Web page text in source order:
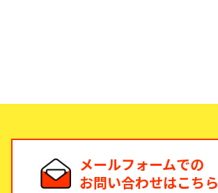
メールフォームでの
お問い合わせはこちら